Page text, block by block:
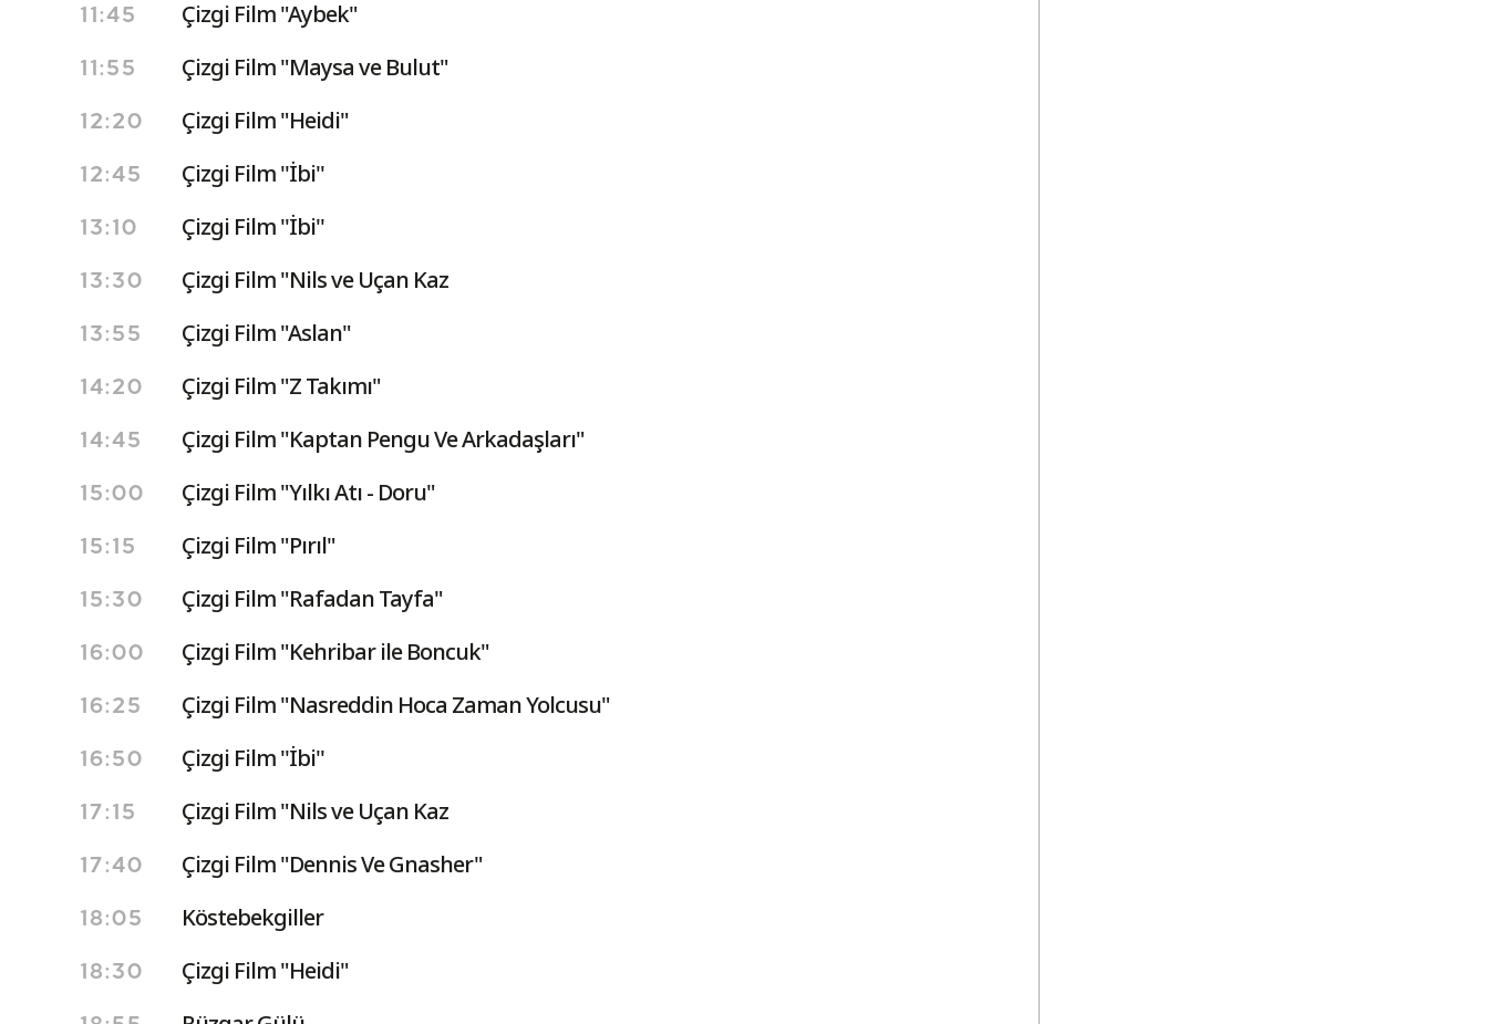
11:45 Çizgi Film "Aybek"
11:55 Çizgi Film "Maysa ve Bulut"
12:20 Çizgi Film "Heidi"
12:45 Çizgi Film ''İbi''
13:10 Çizgi Film ''İbi''
13:30 Çizgi Film "Nils ve Uçan Kaz
13:55 Çizgi Film "Aslan"
14:20 Çizgi Film "Z Takımı"
14:45 Çizgi Film "Kaptan Pengu Ve Arkadaşları"
15:00 Çizgi Film "Yılkı Atı - Doru"
15:15 Çizgi Film "Pırıl"
15:30 Çizgi Film "Rafadan Tayfa"
16:00 Çizgi Film "Kehribar ile Boncuk"
16:25 Çizgi Film "Nasreddin Hoca Zaman Yolcusu"
16:50 Çizgi Film ''İbi''
17:15 Çizgi Film "Nils ve Uçan Kaz
17:40 Çizgi Film "Dennis Ve Gnasher"
18:05 Köstebekgiller
18:30 Çizgi Film "Heidi"